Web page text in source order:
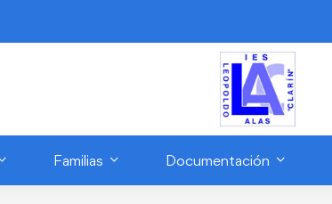
Familias Documentación